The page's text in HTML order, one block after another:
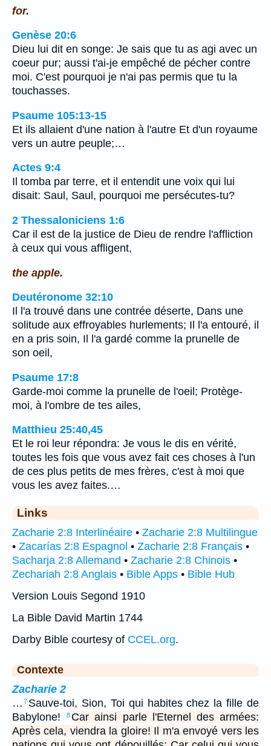
for.
Genèse 20:6
Dieu lui dit en songe: Je sais que tu as agi avec un
coeur pur; aussi t'ai-je empêché de pécher contre
moi. C'est pourquoi je n'ai pas permis que tu la
touchasses.
Psaume 105:13-15
Et ils allaient d'une nation à l'autre Et d'un royaume
vers un autre peuple;…
Actes 9:4
Il tomba par terre, et il entendit une voix qui lui
disait: Saul, Saul, pourquoi me persécutes-tu?
2 Thessaloniciens 1:6
Car il est de la justice de Dieu de rendre l'affliction
à ceux qui vous affligent,
the apple.
Deutéronome 32:10
Il l'a trouvé dans une contrée déserte, Dans une
solitude aux effroyables hurlements; Il l'a entouré, il
en a pris soin, Il l'a gardé comme la prunelle de
son oeil,
Psaume 17:8
Garde-moi comme la prunelle de l'oeil; Protège-
moi, à l'ombre de tes ailes,
Matthieu 25:40,45
Et le roi leur répondra: Je vous le dis en vérité,
toutes les fois que vous avez fait ces choses à l'un
de ces plus petits de mes frères, c'est à moi que
vous les avez faites.…
Links
Zacharie 2:8 Interlinéaire • Zacharie 2:8 Multilingue
• Zacarías 2:8 Espagnol • Zacharie 2:8 Français •
Sacharja 2:8 Allemand • Zacharie 2:8 Chinois •
Zechariah 2:8 Anglais • Bible Apps • Bible Hub
Version Louis Segond 1910
La Bible David Martin 1744
Darby Bible courtesy of CCEL.org.
Contexte
Zacharie 2
… 7 Sauve-toi, Sion, Toi qui habites chez la fille de
Babylone!
8 Car ainsi parle l'Eternel des armées:
Après cela, viendra la gloire! Il m'a envoyé vers les